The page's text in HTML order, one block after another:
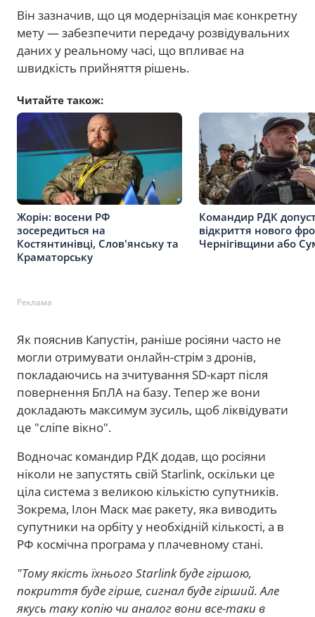
Він зазначив, що ця модернізація має конкретну
мету — забезпечити передачу розвідувальних
даних у реальному часі, що впливає на
швидкість прийняття рішень.
Читайте також:
Жорін: восени РФ
зосередиться на
Костянтинівці, Слов'янську та
Краматорську
Командир РДК
відкриття нового
Чернігівщини або
Реклама
Як пояснив Капустін, раніше росіяни часто не
могли отримувати онлайн-стрім з дронів,
покладаючись на зчитування SD-карт після
повернення БпЛА на базу. Тепер же вони
докладають максимум зусиль, щоб ліквідувати
це "сліпе вікно".
Водночас командир РДК додав, що росіяни
ніколи не запустять свій Starlink, оскільки це
ціла система з великою кількістю супутників.
Зокрема, Ілон Маск має ракету, яка виводить
супутники на орбіту у необхідній кількості, а в
РФ космічна програма у плачевному стані.
"Тому якість їхнього Starlink буде гіршою,
покриття буде гірше, сигнал буде гірший. Але
якусь таку копію чи аналог вони все-таки в